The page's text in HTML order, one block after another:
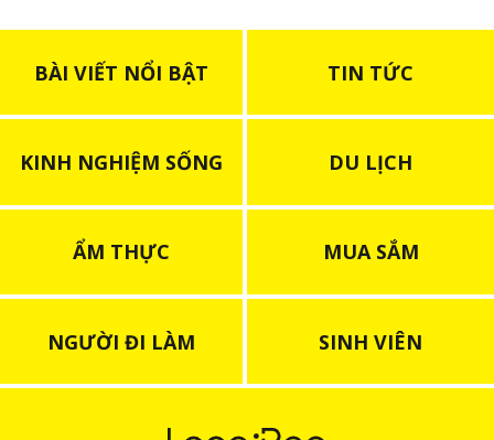
BÀI VIẾT NỔI BẬT TIN TỨC
KINH NGHIỆM SỐNG DU LỊCH
ẨM THỰC MUA SẮM
NGƯỜI ĐI LÀM SINH VIÊN